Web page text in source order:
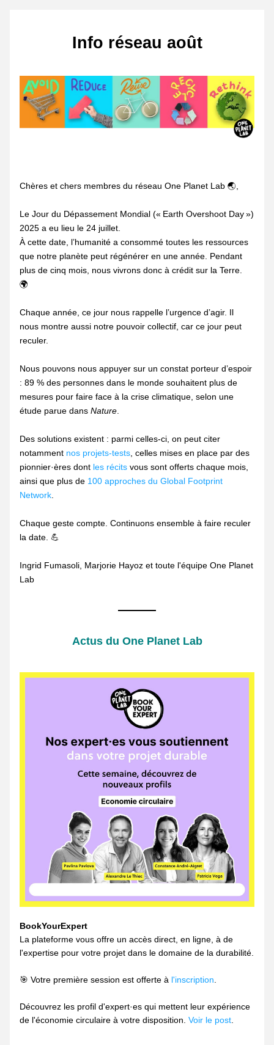
Info réseau août
Chères et chers membres du réseau One Planet Lab 🌏,
Le Jour du Dépassement Mondial (« Earth Overshoot Day »)
2025 a eu lieu le 24 juillet.
À cette date, l’humanité a consommé toutes les ressources
que notre planète peut régénérer en une année. Pendant
plus de cinq mois, nous vivrons donc à crédit sur la Terre.
🌍
Chaque année, ce jour nous rappelle l’urgence d’agir. Il
nous montre aussi notre pouvoir collectif, car ce jour peut
reculer.
Nous pouvons nous appuyer sur un constat porteur d’espoir
: 89 % des personnes dans le monde souhaitent plus de
mesures pour faire face à la crise climatique, selon une
étude parue dans Nature
Des solutions existent : parmi celles-ci, on peut citer
notamment nos projets-tests , celles mises en place par des
pionnier·ères dont les récits vous sont offerts chaque mois,
ainsi que plus de 100 approches du Global Footprint
Network
Chaque geste compte. Continuons ensemble à faire reculer
la date. 💪
Ingrid Fumasoli, Marjorie Hayoz et toute l'équipe One Planet
Lab
Actus du One Planet Lab
BookYourExpert
La plateforme vous offre un accès direct, en ligne, à de
🎯 Votre première session est offerte à l'inscription
Découvrez les profil d'expert·es qui mettent leur expérience
de l'économie circulaire à votre disposition. Voir le post